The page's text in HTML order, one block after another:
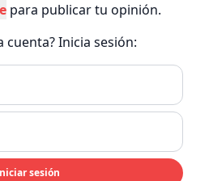
para publicar tu opinión.
cuenta? Inicia sesión:
sesión